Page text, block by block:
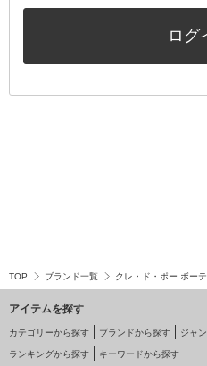
その他キット・セット
ログ
TOP ブランド一覧 クレ・ド・ポー ボーテ
アイテムを探す
カテゴリーから探す ブランドから探す ジャ
ランキングから探す キーワードから探す